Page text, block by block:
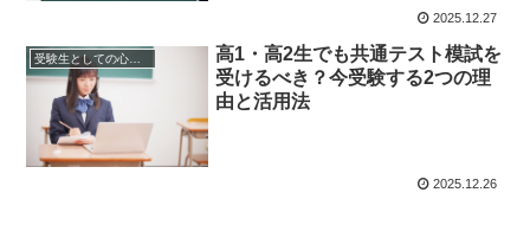
2025.12.27
受験生としての心構え
高1・高2生でも共通テスト模試を
受けるべき？今受験する2つの理
由と活用法
2025.12.26